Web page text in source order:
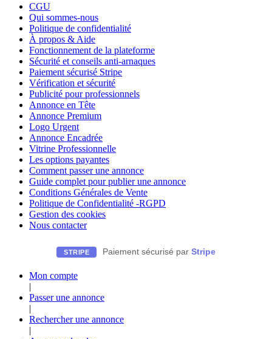
CGU
Qui sommes-nous
Politique de confidentialité
À propos & Aide
Fonctionnement de la plateforme
Sécurité et conseils anti-arnaques
Paiement sécurisé Stripe
Vérification et sécurité
Publicité pour professionnels
Annonce en Tête
Annonce Premium
Logo Urgent
Annonce Encadrée
Vitrine Professionnelle
Les options payantes
Comment passer une annonce
Guide complet pour publier une annonce
Conditions Générales de Vente
Politique de Confidentialité -RGPD
Gestion des cookies
Nous contacter
STRIPE Paiement sécurisé par Stripe
Mon compte
|
Passer une annonce
|
Rechercher une annonce
|